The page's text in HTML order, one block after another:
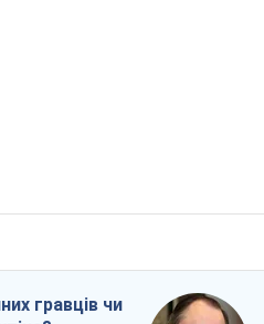
гравців чи